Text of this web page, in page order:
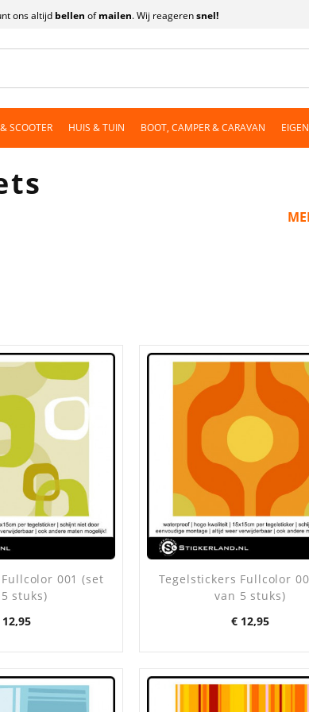
ons altijd bellen ofmailen. Wij reagerensnel!
SCOOTER HUIS & TUIN BOOT, CAMPER & CARAVAN
001 (set
stuks)
Tegelstickers Fullcolor
van 5 stuks)
Prijs
€ 12,95